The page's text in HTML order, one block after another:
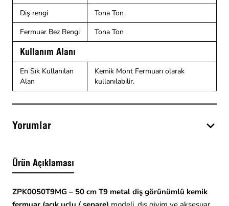
Diş rengi
Tona Ton
Fermuar Bez Rengi
Tona Ton
Kullanım Alanı
En Sık Kullanılan
Alan
Kemik Mont Fermuarı olarak
kullanılabilir.
Yorumlar
Ürün Açıklaması
ZPK0050T9MG – 50 cm T9 metal diş görünümlü kemik